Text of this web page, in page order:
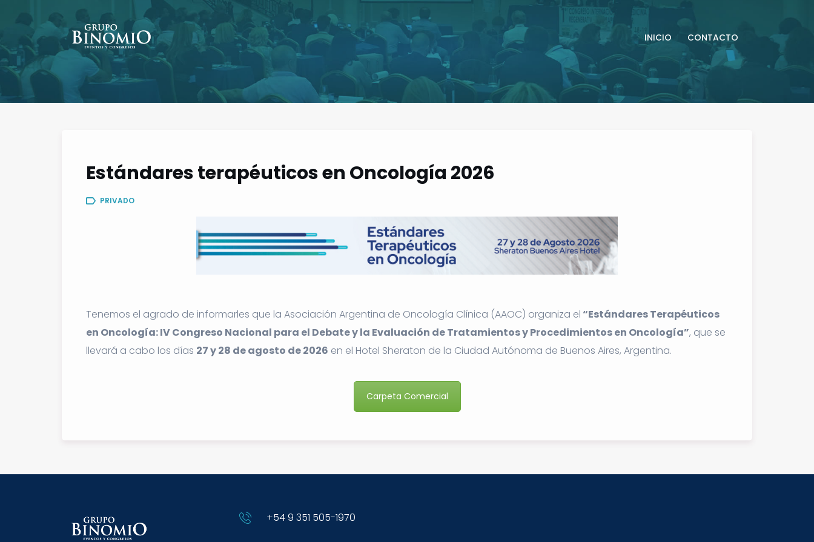
INICIO CONTACTO
Estándares terapéuticos en Oncología 2026
PRIVADO
Tenemos el agrado de informarles que la Asociación Argentina de Oncología Clínica (AAOC) organiza el “Estándares Terapéuticos
en Oncología: IV Congreso Nacional para el Debate y la Evaluación de Tratamientos y Procedimientos en Oncología”, que se
llevará a cabo los días 27 y 28 de agosto de 2026 en el Hotel Sheraton de la Ciudad Autónoma de Buenos Aires, Argentina.
Carpeta Comercial
+54 9 351 505-1970